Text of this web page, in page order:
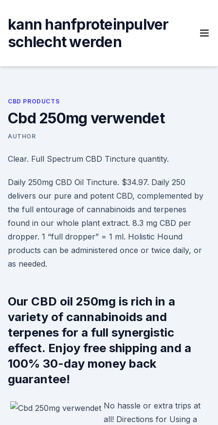
content
kann hanfproteinpulver
schlecht werden
CBD PRODUCTS
Cbd 250mg verwendet
AUTHOR
Clear. Full Spectrum CBD Tincture quantity.
Daily 250mg CBD Oil Tincture. $34.97. Daily 250
delivers our pure and potent CBD, complemented by
the full entourage of cannabinoids and terpenes
found in our whole plant extract. 8.3 mg CBD per
dropper. 1 “full dropper” = 1 ml. Holistic Hound
products can be administered once or twice daily, or
as needed.
Our CBD oil 250mg is rich in a
variety of cannabinoids and
terpenes for a full synergistic
effect. Enjoy free shipping and a
100% 30-day money back
guarantee!
No hassle or extra trips at
all! Directions for Using a